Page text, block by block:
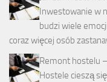
Inwestowanie w
budzi wiele
coraz więcej osób
Remont hostelu
Hostele cieszą